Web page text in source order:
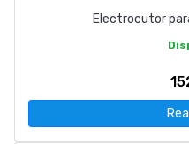
Electrocutor